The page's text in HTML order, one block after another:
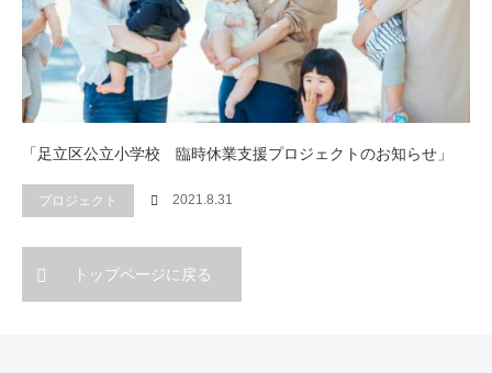
「足立区公立小学校 臨時休業支援プロジェクトのお知らせ」
プロジェクト 2021.8.31
トップページに戻る